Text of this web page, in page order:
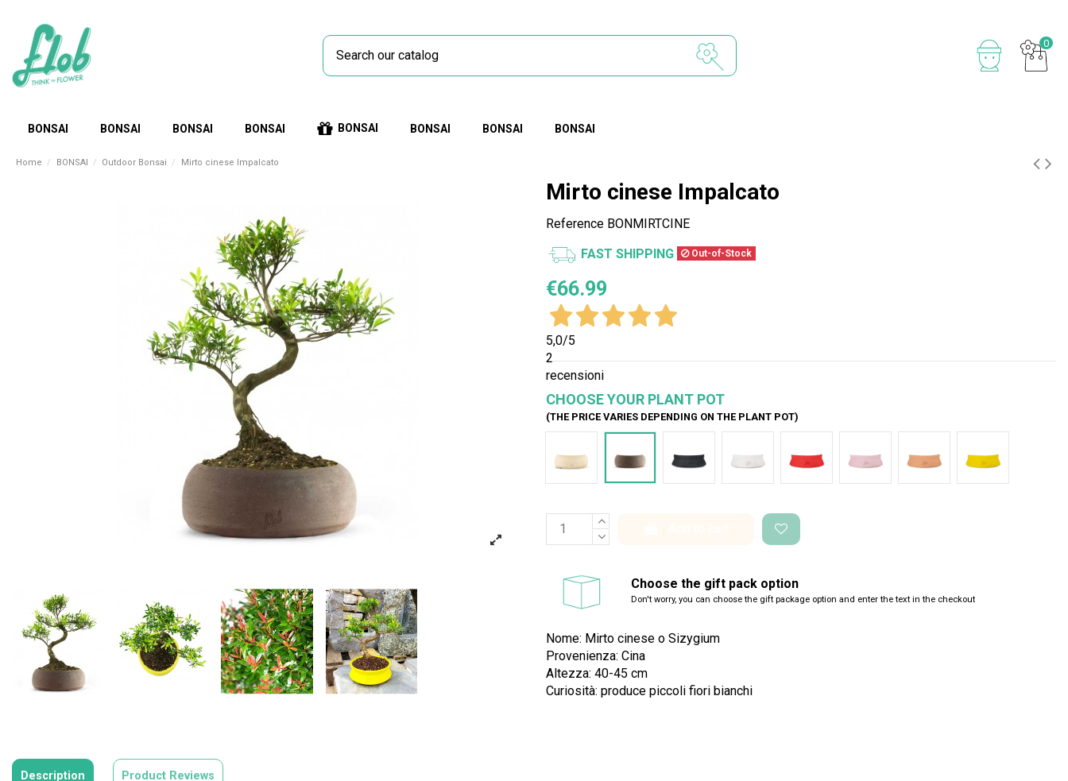
0
BONSAI BONSAI BONSAI BONSAI BONSAI BONSAI BONSAI BONSAI
Home BONSAI Outdoor Bonsai Mirto cinese Impalcato
Mirto cinese Impalcato
Reference BONMIRTCINE
FAST SHIPPING Out-of-Stock
€66.99
5,0/5
2
recensioni
CHOOSE YOUR PLANT POT
(THE PRICE VARIES DEPENDING ON THE PLANT POT)
Choose the gift pack option
Don't worry, you can choose the gift package option and enter the text in the checkout
Nome: Mirto cinese o Sizygium
Provenienza: Cina
Altezza: 40-45 cm
Curiosità: produce piccoli fiori bianchi
Description Product Reviews